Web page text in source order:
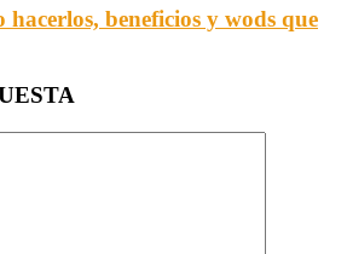
hacerlos, beneficios y wods que